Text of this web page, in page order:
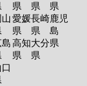
山
島
県
愛媛
県
高知
県
県
長崎
県
大分
県
県
鹿児
島
県